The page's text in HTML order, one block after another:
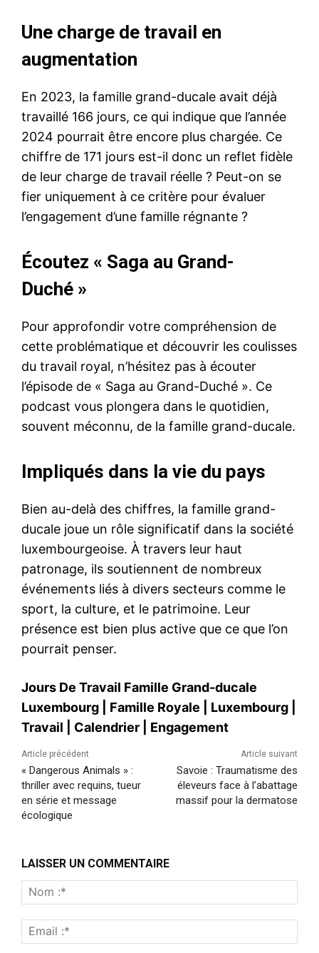
Une charge de travail en
augmentation
En 2023, la famille grand-ducale avait déjà
travaillé 166 jours, ce qui indique que l’année
2024 pourrait être encore plus chargée. Ce
chiffre de 171 jours est-il donc un reflet fidèle
de leur charge de travail réelle ? Peut-on se
fier uniquement à ce critère pour évaluer
l’engagement d’une famille régnante ?
Écoutez « Saga au Grand-
Duché »
Pour approfondir votre compréhension de
cette problématique et découvrir les coulisses
du travail royal, n’hésitez pas à écouter
l’épisode de « Saga au Grand-Duché ». Ce
podcast vous plongera dans le quotidien,
souvent méconnu, de la famille grand-ducale.
Impliqués dans la vie du pays
Bien au-delà des chiffres, la famille grand-
ducale joue un rôle significatif dans la société
luxembourgeoise. À travers leur haut
patronage, ils soutiennent de nombreux
événements liés à divers secteurs comme le
sport, la culture, et le patrimoine. Leur
présence est bien plus active que ce que l’on
pourrait penser.
Jours De Travail Famille Grand-ducale
Luxembourg
Famille Royale Luxembourg
Travail
Calendrier Engagement
Article précédent
« Dangerous Animals » :
thriller avec requins, tueur
en série et message
écologique
Article suivant
Savoie : Traumatisme des
éleveurs face à l’abattage
massif pour la dermatose
LAISSER UN COMMENTAIRE
:*
:*